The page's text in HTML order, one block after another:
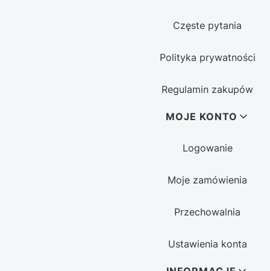
Częste pytania
Polityka prywatności
Regulamin zakupów
MOJE KONTO
Logowanie
Moje zamówienia
Przechowalnia
Ustawienia konta